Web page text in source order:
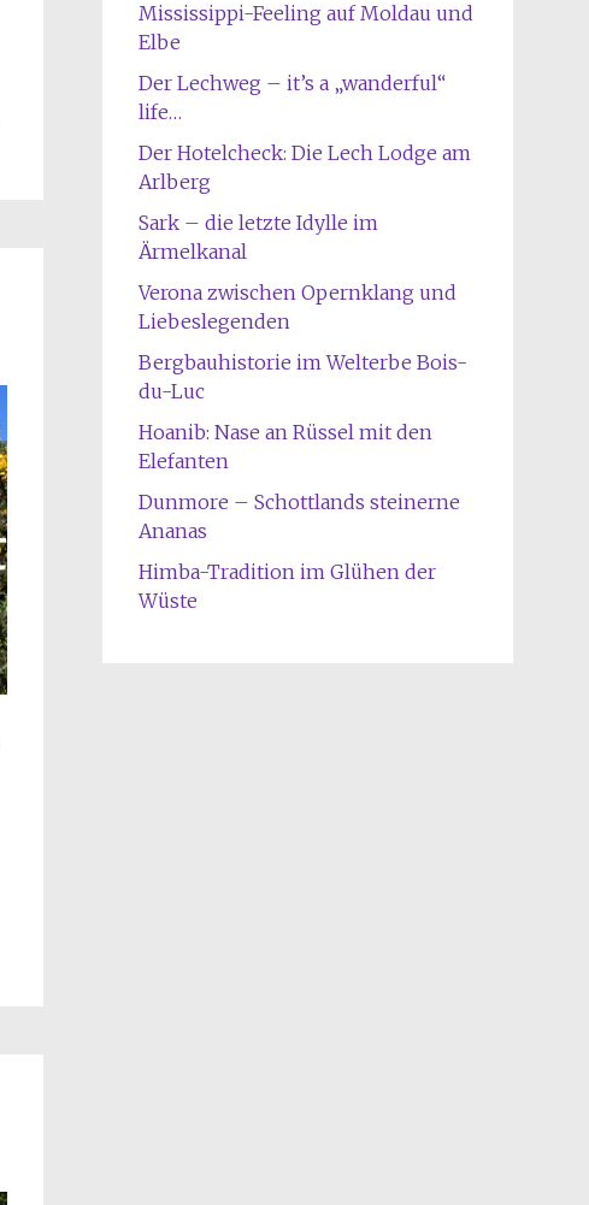
Mississippi-Feeling auf Moldau und
Elbe
Der Lechweg – it’s a „wanderful“
life…
Der Hotelcheck: Die Lech Lodge am
Arlberg
Sark – die letzte Idylle im
Ärmelkanal
Verona zwischen Opernklang und
Liebeslegenden
Bergbauhistorie im Welterbe Bois-
du-Luc
Hoanib: Nase an Rüssel mit den
Elefanten
Dunmore – Schottlands steinerne
Ananas
Himba-Tradition im Glühen der
Wüste